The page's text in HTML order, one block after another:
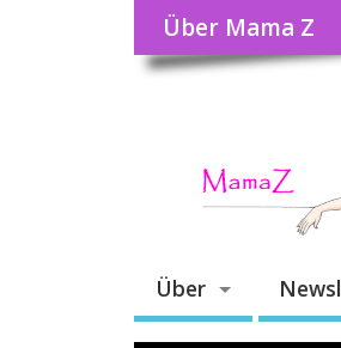
Über Mama Z
Über